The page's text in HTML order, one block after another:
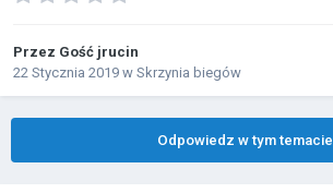
Przez Gość jrucin
22 Stycznia 2019 w Skrzynia biegów
Odpowiedz w tym temacie